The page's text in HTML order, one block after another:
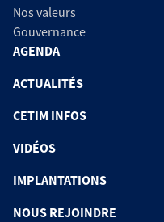
Nos valeurs
Gouvernance
AGENDA
ACTUALITÉS
CETIM INFOS
VIDÉOS
IMPLANTATIONS
NOUS REJOINDRE